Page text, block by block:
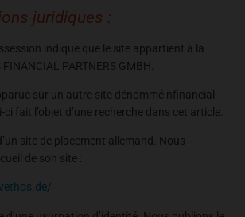
juridiques :
indique que le site appartient à la
PARTNERS GMBH.
sur un autre site dénommé nfinancial-
fait l’objet d’une recherche dans cet article.
site de placement allemand. Nous
de son site :